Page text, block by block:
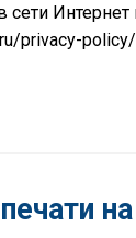
сети Интернет
privacy-policy/